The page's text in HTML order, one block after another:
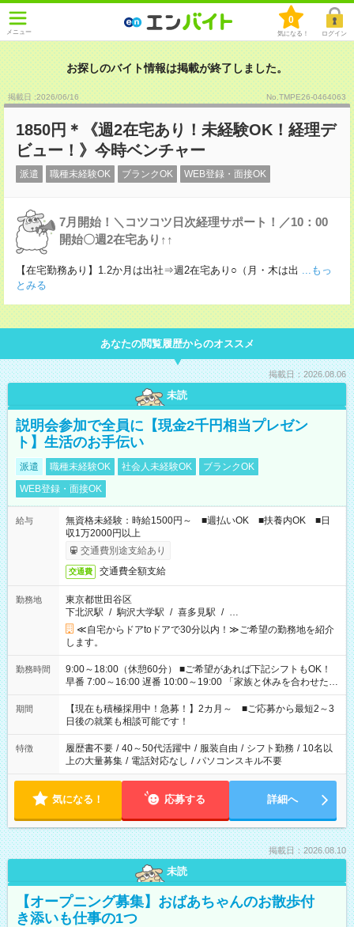
メニュー
0
気になる！ ログイン
お探しのバイト情報は掲載が終了しました。
掲載日 :2026/06/16 No.TMPE26-0464063
1850円＊《週2在宅あり！未経験OK！経理デ
ビュー！》今時ベンチャー
派遣 職種未経験OK ブランクOK WEB登録・面接OK
7月開始！＼コツコツ日次経理サポート！／10：00
開始〇週2在宅あり↑↑
【在宅勤務あり】1.2か月は出社⇒週2在宅あり○（月・木は出 ...もっ
とみる
あなたの閲覧履歴からのオススメ
掲載日：2026.08.06
未読
説明会参加で全員に【現金2千円相当プレゼン
ト】生活のお手伝い
派遣 職種未経験OK 社会人未経験OK
ブランクOK
WEB登録・面接OK
給与
無資格未経験：時給1500円～ ■週払いOK ■扶養内OK ■日
収1万2000円以上
交通費別途支給あり
交通費 交通費全額支給
勤務地
東京都世田谷区
下北沢駅 / 駒沢大学駅 / 喜多見駅 / …
≪自宅からドアtoドアで30分以内！≫ご希望の勤務地を紹介
します。
勤務時間
9:00～18:00（休憩60分） ■ご希望があれば下記シフトもOK！
早番 7:00～16:00 遅番 10:00～19:00 「家族と休みを合わせた
い」 「余裕を持って夕飯の準備がしたい」 「できれば残業はし
たくない」 など、ご希望を教えてくださいね。 ※Wワーク希望
の方へ 今ご覧のお仕事で希望する勤務時間と、もう1つのお仕事
の勤務時間。 合計で週40時間を超える場合は応募できません。
期間
【現在も積極採用中！急募！】2カ月～ ■ご応募から最短2～3
日後の就業も相談可能です！
特徴 履歴書不要 / 40～50代活躍中 / 服装自由 / シフト勤務 / 10名以
上の大量募集 / 電話対応なし / パソコンスキル不要
気になる！ 応募する 詳細へ
掲載日：2026.08.10
未読
【オープニング募集】おばあちゃんのお散歩付
き添いも仕事の1つ